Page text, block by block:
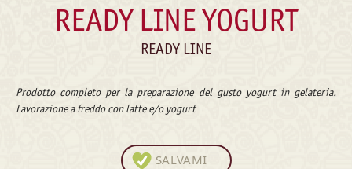
READY LINE YOGURT
READY LINE
Prodotto completo per la preparazione del gusto yogurt in gelateria.
Lavorazione a freddo con latte e/o yogurt
SALVAMI